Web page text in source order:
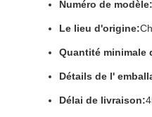
Numéro de modèle:
Le lieu d'origine:
Quantité minimale
Détails de l'
Délai de livraison: